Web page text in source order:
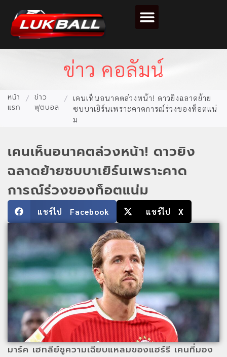
ข่าว คอลัมน์
หน้า
แรก
/ ข่าว
ฟุตบอล
/
เคนเห็นอนาคตล่วงหน้า! ดาวยิงฉลาดย้าย
ซบบาเยิร์นเพราะคาดการณ์ร่วงของท็อตแน่
ม
เคนเห็นอนาคตล่วงหน้า! ดาวยิง
ฉลาดย้ายซบบาเยิร์นเพราะคาด
การณ์ร่วงของท็อตแน่ม
แชร์ไป Facebook แชร์ไป X
มาร์ค เฮทลีย์ชูความเฉียบแหลมของแฮร์รี เคนที่มอง